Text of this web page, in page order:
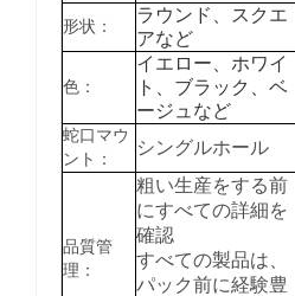
形状：
ラウンド、スクエ
アなど
色：
イエロー、ホワイ
ト、ブラック、ベ
ージュなど
蛇口マウ
ント：
シングルホール
品質管
理：
粗い生産をする前
にすべての詳細を
確認
すべての製品は、
パック前に経験豊